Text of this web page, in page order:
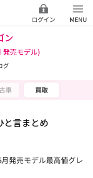
ログイン MENU
ン
発売モデル)
グ
車 買取
と言まとめ
発売モデル最高値グレ